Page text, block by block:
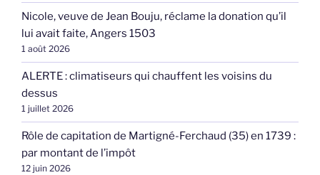
Nicole, veuve de Jean Bouju, réclame la donation qu’il
lui avait faite, Angers 1503
1 août 2026
ALERTE : climatiseurs qui chauffent les voisins du
dessus
1 juillet 2026
Rôle de capitation de Martigné-Ferchaud (35) en 1739 :
par montant de l’impôt
12 juin 2026